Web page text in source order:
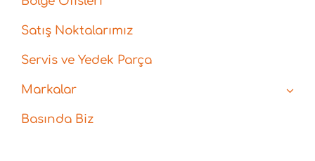
Satış Noktalarımız
Servis ve Yedek Parça
Markalar
Basında Biz